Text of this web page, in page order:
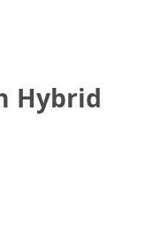
Hybrid